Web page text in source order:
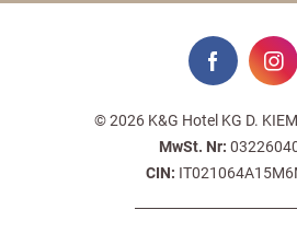
© 2026 K&G Hotel KG D.
MwSt. Nr:
CIN: